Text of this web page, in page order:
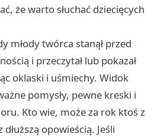
że warto słuchać dziecięcych
młody twórca stanął przed
i przeczytał lub pokazał
oklaski i uśmiechy. Widok
pomysły, pewne kreski i
Kto wie, może za rok ktoś z
opowieścią. Jeśli